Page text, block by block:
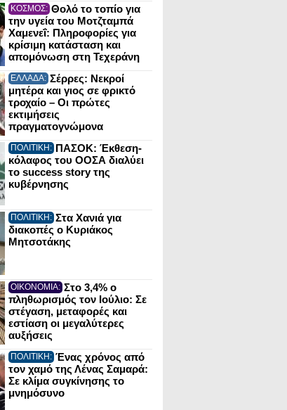
ΚΟΣΜΟΣ: Θολό το τοπίο για
την υγεία του Μοτζταμπά
Χαμενεΐ: Πληροφορίες για
κρίσιμη κατάσταση και
απομόνωση στη Τεχεράνη
ΕΛΛΑΔΑ: Σέρρες: Νεκροί
μητέρα και γιος σε φρικτό
τροχαίο – Οι πρώτες
εκτιμήσεις
πραγματογνώμονα
ΠΟΛΙΤΙΚΗ: ΠΑΣΟΚ: Έκθεση-
κόλαφος του ΟΟΣΑ διαλύει
το success story της
κυβέρνησης
ΠΟΛΙΤΙΚΗ: Στα Χανιά για
διακοπές ο Κυριάκος
Μητσοτάκης
ΟΙΚΟΝΟΜΙΑ: Στο 3,4% ο
πληθωρισμός τον Ιούλιο: Σε
στέγαση, μεταφορές και
εστίαση οι μεγαλύτερες
αυξήσεις
ΠΟΛΙΤΙΚΗ: Ένας χρόνος από
τον χαμό της Λένας Σαμαρά:
Σε κλίμα συγκίνησης το
μνημόσυνο